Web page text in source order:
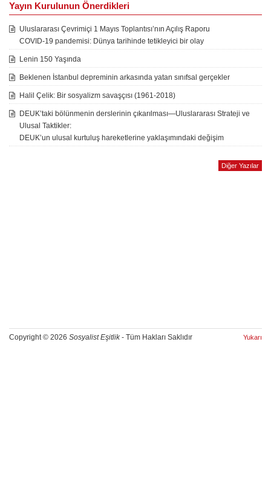
Yayın Kurulunun Önerdikleri
Uluslararası Çevrimiçi 1 Mayıs Toplantısı’nın Açılış Raporu
COVID-19 pandemisi: Dünya tarihinde tetikleyici bir olay
Lenin 150 Yaşında
Beklenen İstanbul depreminin arkasında yatan sınıfsal gerçekler
Halil Çelik: Bir sosyalizm savaşçısı (1961-2018)
DEUK’taki bölünmenin derslerinin çıkarılması—Uluslararası Strateji ve
Ulusal Taktikler:
DEUK’un ulusal kurtuluş hareketlerine yaklaşımındaki değişim
Diğer Yazılar
Copyright © 2026 Sosyalist Eşitlik- Tüm Hakları Saklıdır Yukarı